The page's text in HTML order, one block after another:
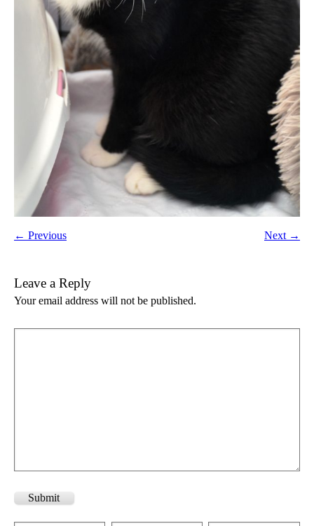
← Previous Next →
Leave a Reply
Your email address will not be published.
Submit